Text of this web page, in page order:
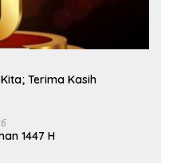
Terima Kasih
1447 H